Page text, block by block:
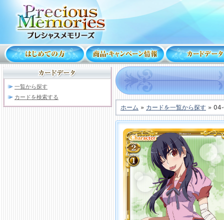
一覧から探す
カードを検索する
ホーム » カードを一覧から探す »